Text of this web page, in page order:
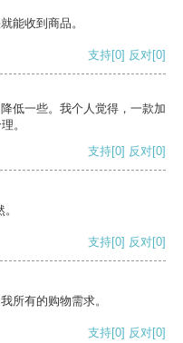
能收到商品。
支持[0] 反对[0]
低一些。我个人觉得，一款加
。
支持[0] 反对[0]
支持[0] 反对[0]
所有的购物需求。
支持[0] 反对[0]